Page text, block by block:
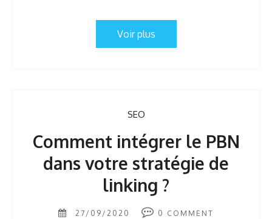
Voir plus
SEO
Comment intégrer le PBN
dans votre stratégie de
linking ?
27/09/2020 0 COMMENT